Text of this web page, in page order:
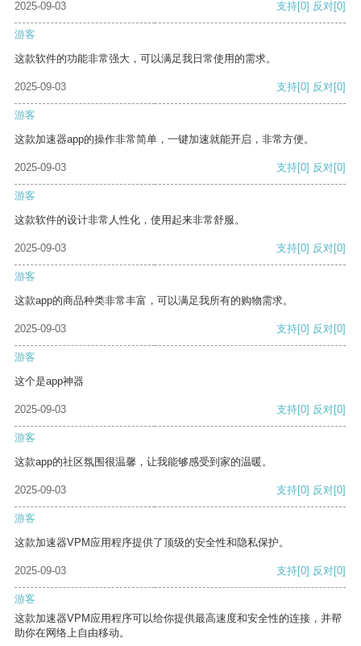
2025-09-03
支持[0] 反对[0]
游客
这款软件的功能非常强大，可以满足我日常使用的需求。
2025-09-03 支持[0] 反对[0]
游客
这款加速器app的操作非常简单，一键加速就能开启，非常方便。
2025-09-03 支持[0] 反对[0]
游客
这款软件的设计非常人性化，使用起来非常舒服。
2025-09-03 支持[0] 反对[0]
游客
这款app的商品种类非常丰富，可以满足我所有的购物需求。
2025-09-03 支持[0] 反对[0]
游客
这个是app神器
2025-09-03 支持[0] 反对[0]
游客
这款app的社区氛围很温馨，让我能够感受到家的温暖。
2025-09-03 支持[0] 反对[0]
游客
这款加速器VPM应用程序提供了顶级的安全性和隐私保护。
2025-09-03 支持[0] 反对[0]
游客
这款加速器VPM应用程序可以给你提供最高速度和安全性的连接，并帮
助你在网络上自由移动。